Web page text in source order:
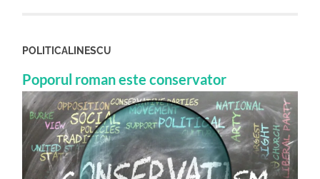
POLITICALINESCU
Poporul roman este conservator